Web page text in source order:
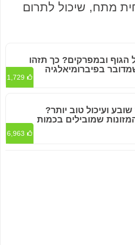
מתח, שיכול לתרום
הגוף ובמפרקים? כך תזהו
בפיברומיאלגיה
1,729
שובע ועיכול טוב יותר?
שמובילים בכמות
6,963